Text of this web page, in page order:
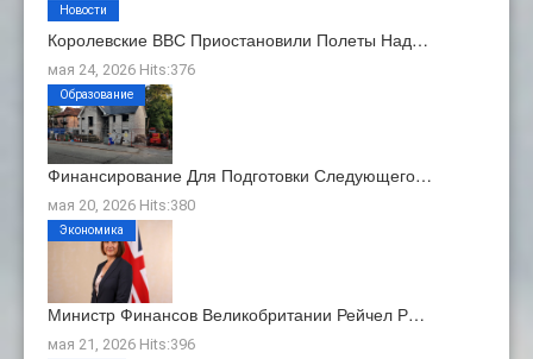
Королевские ВВС Приостановили Полеты Над…
мая 24, 2026 Hits:376
Новости
Финансирование Для Подготовки Следующего…
мая 20, 2026 Hits:380
Образование
Министр Финансов Великобритании Рейчел Р…
мая 21, 2026 Hits:396
Экономика